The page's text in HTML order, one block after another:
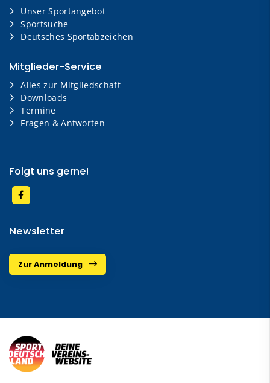
Unser Sportangebot
Sportsuche
Deutsches Sportabzeichen
Mitglieder-Service
Alles zur Mitgliedschaft
Downloads
Termine
Fragen & Antworten
Folgt uns gerne!
Newsletter
Zur Anmeldung